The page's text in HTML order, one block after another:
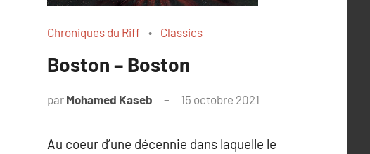
Chroniques du Riff Classics
Boston – Boston
par Mohamed Kaseb 15 octobre 2021
Au coeur d’une décennie dans laquelle le